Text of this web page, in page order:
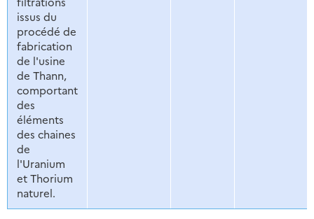
issus du
procédé de
fabrication
de l'usine
de Thann,
comportant
des
éléments
des chaines
de
l'Uranium
et Thorium
naturel.